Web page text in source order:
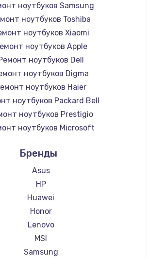
ноутбуков Samsung
ноутбуков Toshiba
ноутбуков Xiaomi
ноутбуков Apple
ноутбуков Dell
ноутбуков Digma
ноутбуков Haier
ноутбуков Packard Bell
ноутбуков Prestigio
ноутбуков Microsoft
ноутбуков Alienware
ноутбуков Aquarius
ноутбуков Gigabyte
ноутбуков Aorus
ноутбуков Maibenben
ноутбуков Getac
ноутбуков Epson
ноутбуков Philips
Ремонт ноутбуков LG
Бренды
Asus
HP
Huawei
Honor
Lenovo
MSI
Samsung